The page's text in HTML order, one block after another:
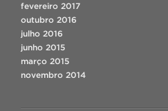
fevereiro 2017
outubro 2016
julho 2016
junho 2015
março 2015
novembro 2014